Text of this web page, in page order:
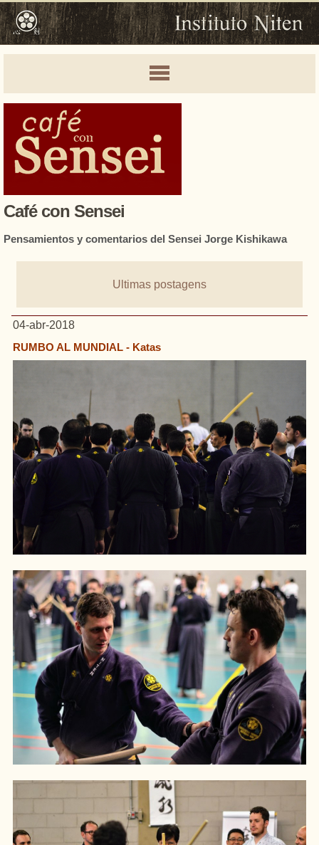
Café con Sensei
Pensamientos y comentarios del Sensei Jorge Kishikawa
Ultimas postagens
04-abr-2018
RUMBO AL MUNDIAL - Katas